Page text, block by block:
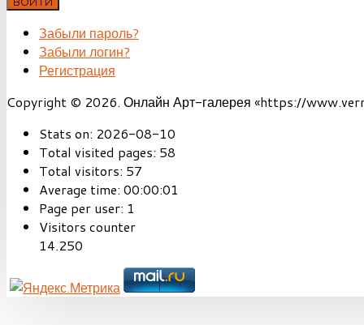
Забыли пароль?
Забыли логин?
Регистрация
Copyright © 2026. Онлайн Арт-галерея «https://
Stats on: 2026-08-10
Total visited pages: 58
Total visitors: 57
Average time: 00:00:01
Page per user: 1
Visitors counter
14.250